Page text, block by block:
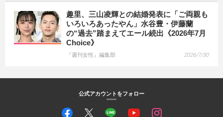
趣里、三山凌輝との結婚発表に「ご両親も
いろいろあったやん」水谷豊・伊藤蘭
の“過去”踏まえてエール続出《2026年7月
Choice》
『週刊女性』編集部 2026/7/30
公式アカウントをフォロー